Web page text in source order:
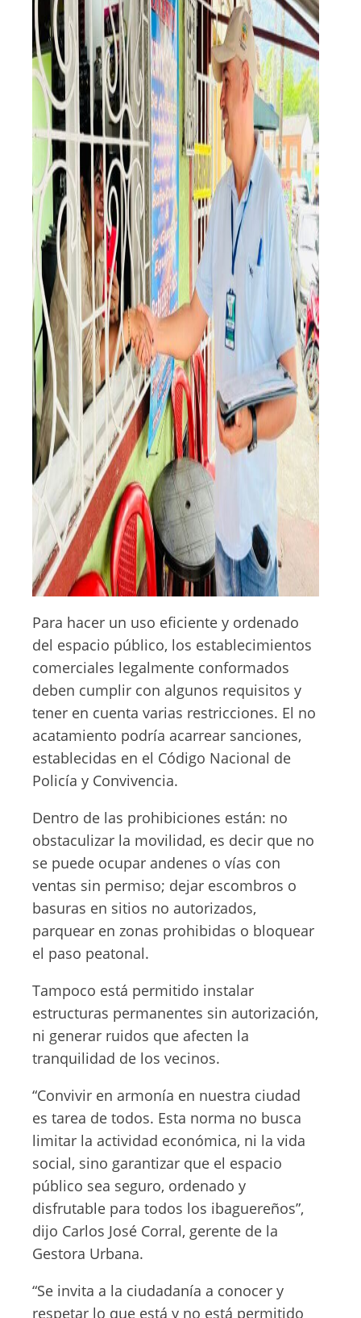
Para hacer un uso eficiente y ordenado
del espacio público, los establecimientos
comerciales legalmente conformados
deben cumplir con algunos requisitos y
tener en cuenta varias restricciones. El no
acatamiento podría acarrear sanciones,
establecidas en el Código Nacional de
Policía y Convivencia.
Dentro de las prohibiciones están: no
obstaculizar la movilidad, es decir que no
se puede ocupar andenes o vías con
ventas sin permiso; dejar escombros o
basuras en sitios no autorizados,
parquear en zonas prohibidas o bloquear
el paso peatonal.
Tampoco está permitido instalar
estructuras permanentes sin autorización,
ni generar ruidos que afecten la
tranquilidad de los vecinos.
“Convivir en armonía en nuestra ciudad
es tarea de todos. Esta norma no busca
limitar la actividad económica, ni la vida
social, sino garantizar que el espacio
público sea seguro, ordenado y
disfrutable para todos los ibaguereños”,
dijo Carlos José Corral, gerente de la
Gestora Urbana.
“Se invita a la ciudadanía a conocer y
respetar lo que está y no está permitido